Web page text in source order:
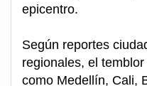
epicentro.
Según reportes
regionales, el
como Medellín, Cali,